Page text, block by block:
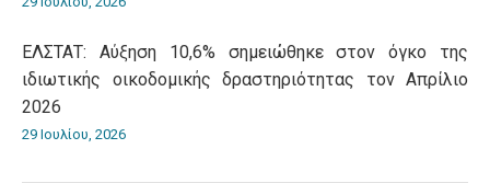
ΕΛΣΤΑΤ: Αύξηση 10,6% σημειώθηκε στον όγκο της
ιδιωτικής οικοδομικής δραστηριότητας τον Απρίλιο
2026
29 Ιουλίου, 2026